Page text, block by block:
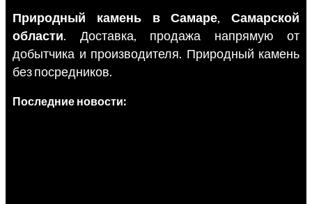
Природный камень в Самаре, Самарской
области. Доставка, продажа напрямую от
добытчика и производителя. Природный камень
без посредников.
Последние новости: